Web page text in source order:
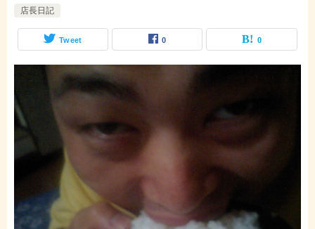
店長日記
Tweet 0 0